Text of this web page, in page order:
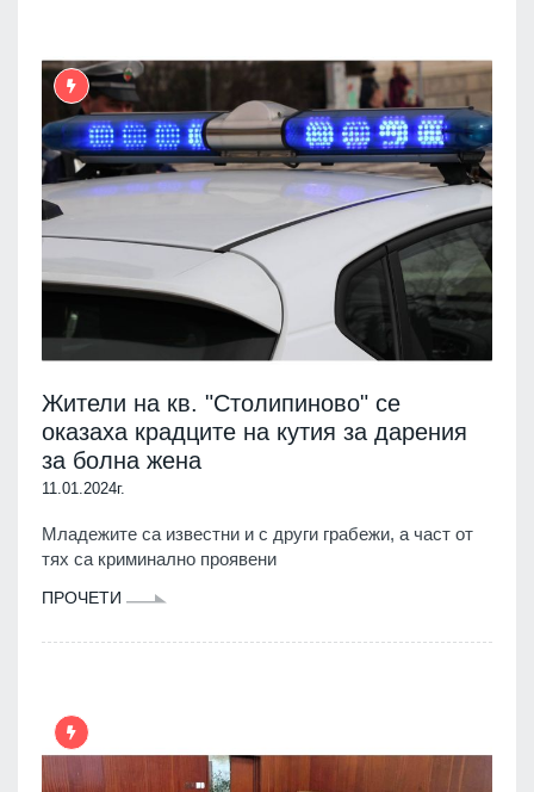
Жители на кв. "Столипиново" се
оказаха крадците на кутия за дарения
за болна жена
11.01.2024г.
Младежите са известни и с други грабежи, а част от
тях са криминално проявени
ПРОЧЕТИ